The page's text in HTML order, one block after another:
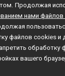
Продолжая
нами файлов
файлов cookies и
обработку
вашего